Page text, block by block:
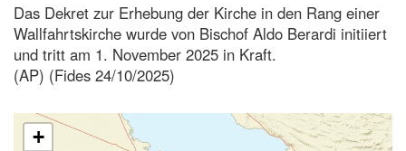
Das Dekret zur Erhebung der Kirche in den Rang einer
Wallfahrtskirche wurde von Bischof Aldo Berardi initiiert
und tritt am 1. November 2025 in Kraft.
(AP) (Fides 24/10/2025)
+